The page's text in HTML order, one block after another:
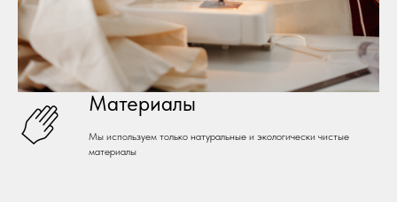
Материалы
Мы используем только натуральные и экологически чистые
материалы